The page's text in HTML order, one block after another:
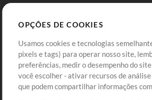
Comprar Créditos
Conteúdo Grátis
Solicite uma Música
Entre
Cadastre-se
Ir ao
OPÇÕES DE COOKIES
Usamos cookies e tecnologias
pixels e tags) para operar nosso site,
preferências, medir o desempenho do
você escolher - ativar recursos de
que podem compartilhar informações